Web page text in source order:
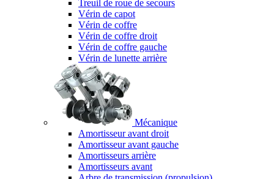
Treuil de roue de secours
Vérin de capot
Vérin de coffre
Vérin de coffre droit
Vérin de coffre gauche
Vérin de lunette arrière
Mécanique
Amortisseur avant droit
Amortisseur avant gauche
Amortisseurs arrière
Amortisseurs avant